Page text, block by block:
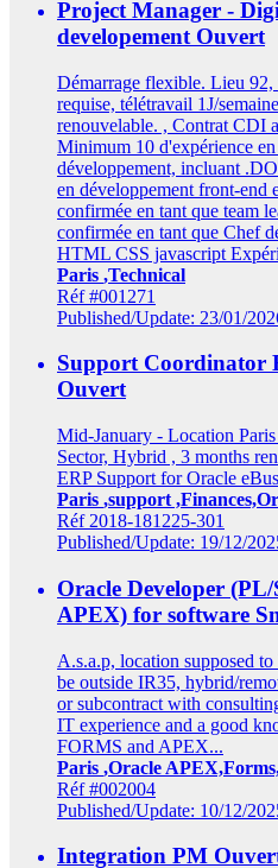
Project Manager -
developement Ouvert
Démarrage flexible. Lieu 92,
requise, télétravail 1J/
renouvelable. , Contrat CDI
Minimum 10 d'expérience
développement, incluant
en développement front-end
confirmée en tant que team
confirmée en tant que Chef
HTML CSS javascript
Paris ,Technical
Réf #001271
Published/Update: 23/01/
Support Coordinator
Ouvert
Mid-January - Location
Sector, Hybrid , 3 months
ERP Support for Oracle
Paris ,support
Réf 2018-181225-301
Published/Update: 19/12/
Oracle Developer
APEX) for software
A.s.a.p, location supposed
be outside IR35, hybrid/
or subcontract with
IT experience and a good
FORMS and APEX...
Paris ,Oracle
Réf #002004
Published/Update: 10/12/
Integration PM